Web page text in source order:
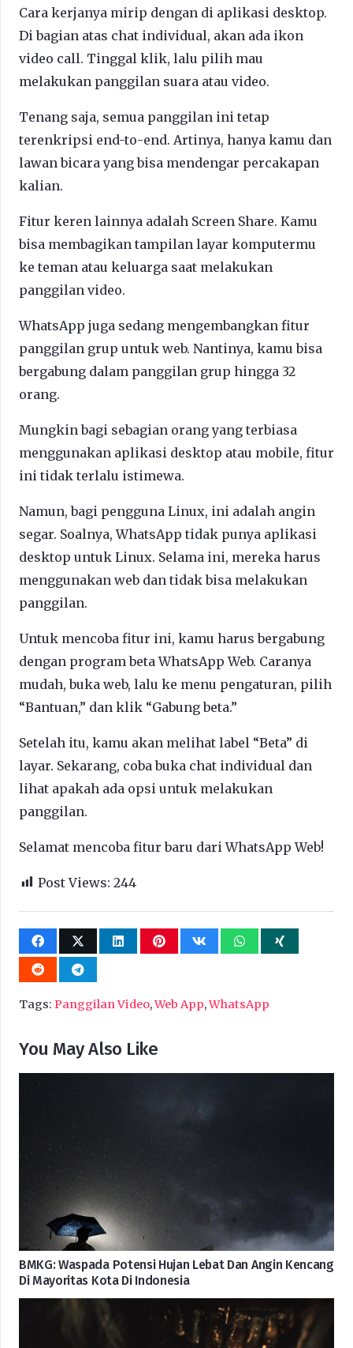
Cara kerjanya mirip dengan di aplikasi desktop.
Di bagian atas chat individual, akan ada ikon
video call. Tinggal klik, lalu pilih mau
melakukan panggilan suara atau video.
Tenang saja, semua panggilan ini tetap
terenkripsi end-to-end. Artinya, hanya kamu dan
lawan bicara yang bisa mendengar percakapan
kalian.
Fitur keren lainnya adalah Screen Share. Kamu
bisa membagikan tampilan layar komputermu
ke teman atau keluarga saat melakukan
panggilan video.
WhatsApp juga sedang mengembangkan fitur
panggilan grup untuk web. Nantinya, kamu bisa
bergabung dalam panggilan grup hingga 32
orang.
Mungkin bagi sebagian orang yang terbiasa
menggunakan aplikasi desktop atau mobile, fitur
ini tidak terlalu istimewa.
Namun, bagi pengguna Linux, ini adalah angin
segar. Soalnya, WhatsApp tidak punya aplikasi
desktop untuk Linux. Selama ini, mereka harus
menggunakan web dan tidak bisa melakukan
panggilan.
Untuk mencoba fitur ini, kamu harus bergabung
dengan program beta WhatsApp Web. Caranya
mudah, buka web, lalu ke menu pengaturan, pilih
“Bantuan,” dan klik “Gabung beta.”
Setelah itu, kamu akan melihat label “Beta” di
layar. Sekarang, coba buka chat individual dan
lihat apakah ada opsi untuk melakukan
panggilan.
Selamat mencoba fitur baru dari WhatsApp Web!
Post Views: 244
Tags: Panggilan Video,Web App,WhatsApp
You May Also Like
BMKG: Waspada Potensi Hujan Lebat Dan Angin Kencang
Di Mayoritas Kota Di Indonesia